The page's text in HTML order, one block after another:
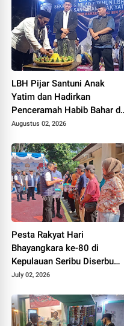
LBH Pijar Santuni Anak
Yatim dan Hadirkan
Penceramah Habib Bahar di
Milad Ketujuh
Augustus 02, 2026
Pesta Rakyat Hari
Bhayangkara ke-80 di
Kepulauan Seribu Diserbu
Warga, Reskrimum Polda
Kepulauan Seribu Hadir
Berbagi Kebahagiaan
July 02, 2026